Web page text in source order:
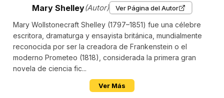
Mary Shelley(Autor) Ver Página del Autor
Mary Wollstonecraft Shelley (1797–1851) fue una célebre
escritora, dramaturga y ensayista británica, mundialmente
reconocida por ser la creadora de Frankenstein o el
moderno Prometeo (1818), considerada la primera gran
novela de ciencia fic...
Ver Más